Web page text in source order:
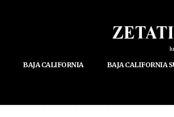
BAJA CALIFORNIA BAJA CALIFORNIA